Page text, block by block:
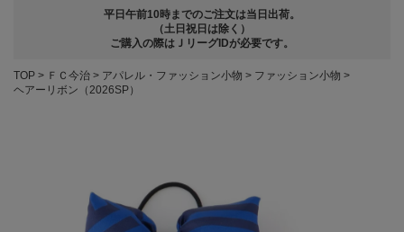
平日午前10時までのご注文は当日出荷。
（土日祝日は除く）
ご購入の際はＪリーグIDが必要です。
TOP ＦＣ今治 アパレル・ファッション小物
ファッション小物
ヘアーリボン（2026SP）